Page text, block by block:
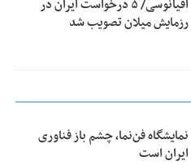
اقیانوسی/ ۵ درخواست ایران در
رزمایش میلان تصویب شد
نمایشگاه فن‌نما، چشم باز فناوری
ایران است